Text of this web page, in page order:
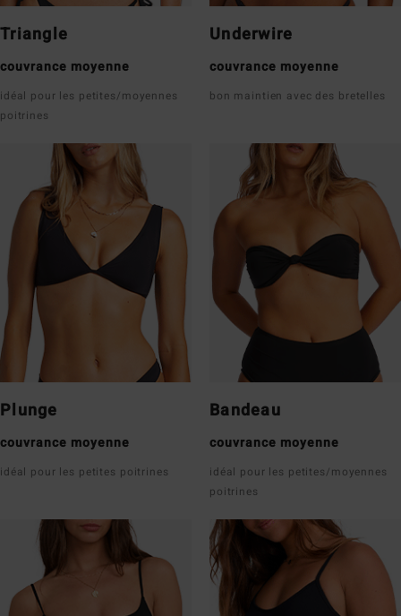
Triangle
couvrance moyenne
idéal pour les petites/moyennes
poitrines
Underwire
couvrance moyenne
bon maintien avec des bretelles
Plunge
couvrance moyenne
idéal pour les petites poitrines
Bandeau
couvrance moyenne
idéal pour les petites/moyennes
poitrines